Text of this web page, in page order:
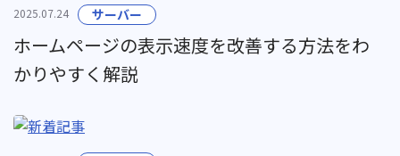
2025.07.24 サーバー
ホームページの表示速度を改善する方法をわ
かりやすく解説